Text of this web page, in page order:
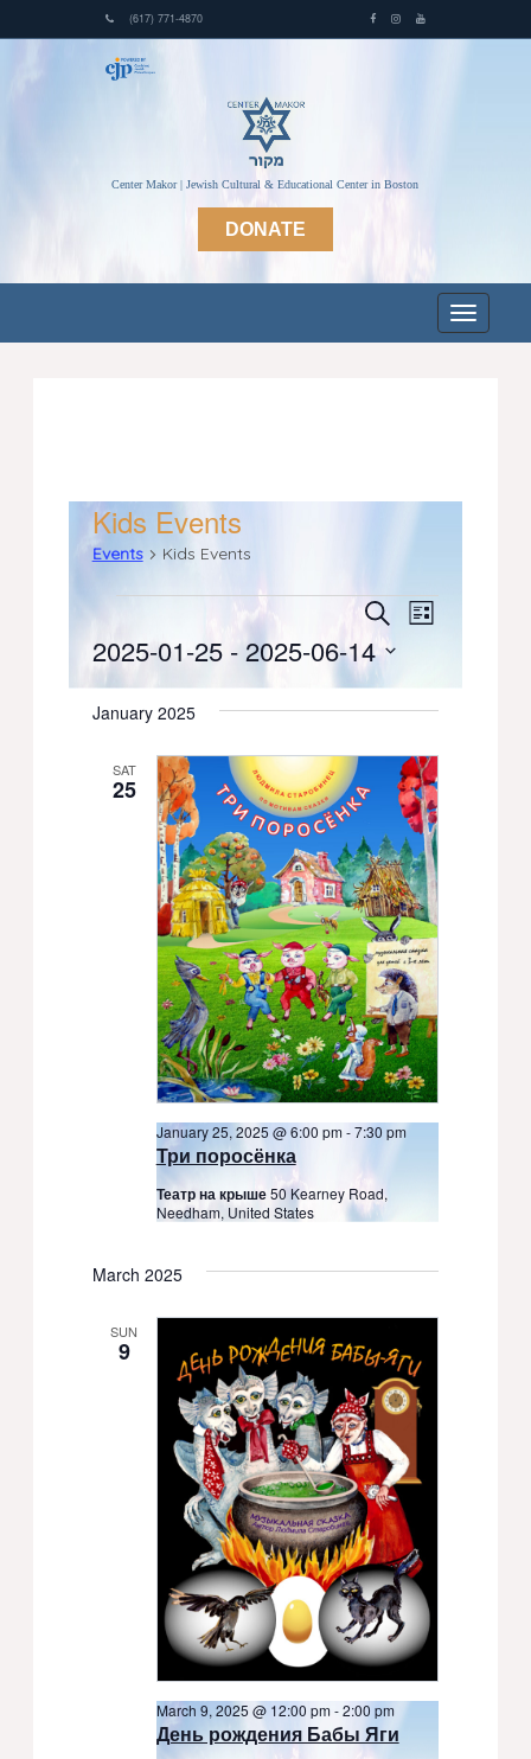
(617) 771-4870
Center Makor | Jewish Cultural & Educational Center in Boston
DONATE
Kids Events
Events Kids Events
Events
Events
Search
and
Views
Navigation
SearchEvent
List
2025-01-25 - 2025-06-14
Select
date.
January 2025
SAT
25
Три поросёнка
January 25, 2025 @ 6:00 pm-7:30 pm
Театр на крыше50 Kearney Road,
Needham, United States
March 2025
SUN
9
День рождения Бабы Яги
March 9, 2025 @ 12:00 pm-2:00 pm